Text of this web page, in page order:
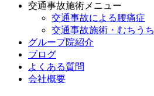
交通事故施術メニュー
交通事故による腰痛症
交通事故施術・むちうち
グループ院紹介
ブログ
よくある質問
会社概要